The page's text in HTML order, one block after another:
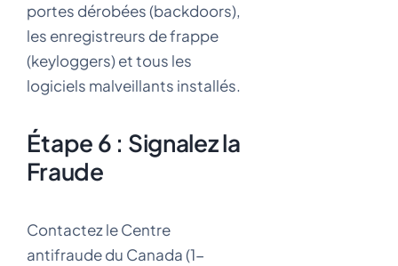
portes dérobées (backdoors),
les enregistreurs de frappe
(keyloggers) et tous les
logiciels malveillants installés.
Étape 6 : Signalez la
Fraude
Contactez le Centre
antifraude du Canada (1-